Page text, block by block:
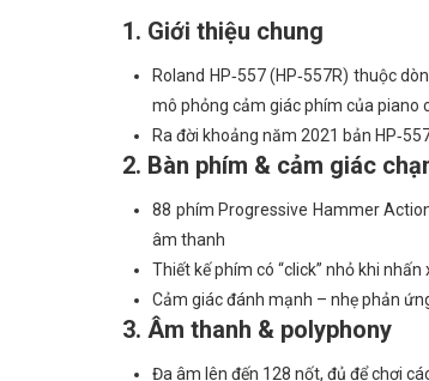
1. Giới thiệu chung
Roland HP‑557 (HP‑557R) thuộc
mô phỏng cảm giác phím của piano
Ra đời khoảng năm 2021 bản
2. Bàn phím & cảm giác
88 phím Progressive Hammer
âm thanh
Thiết kế phím có “click” nhỏ khi
Cảm giác đánh mạnh – nhẹ phản
3. Âm thanh & polyphony
Đa âm lên đến 128 nốt, đủ để chơi